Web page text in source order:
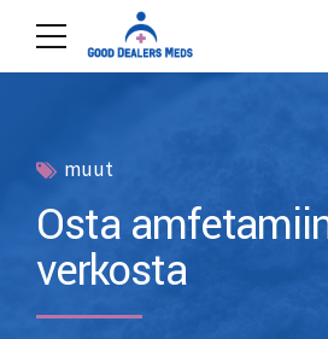
muut
Osta
verkosta